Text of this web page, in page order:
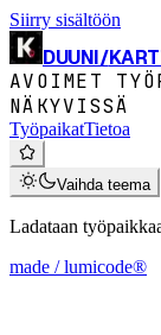
Siirry sisältöön
DUUNI/
AVOIMET
NÄKYVISSÄ
TyöpaikatTietoa
Vaihda teema
Ladataan
made / lumicode®